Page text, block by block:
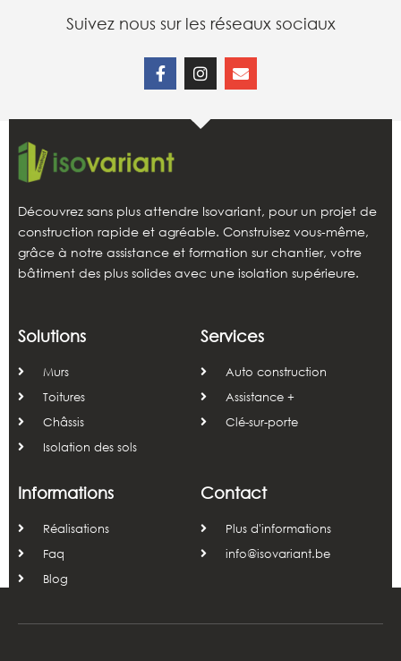
Suivez nous sur les réseaux sociaux
Découvrez sans plus attendre Isovariant, pour un projet de
construction rapide et agréable. Construisez vous-même,
grâce à notre assistance et formation sur chantier, votre
bâtiment des plus solides avec une isolation supérieure.
Solutions
Murs
Toitures
Châssis
Isolation des sols
Services
Auto construction
Assistance +
Clé-sur-porte
Informations
Réalisations
Faq
Blog
Contact
Plus d'informations
info@isovariant.be